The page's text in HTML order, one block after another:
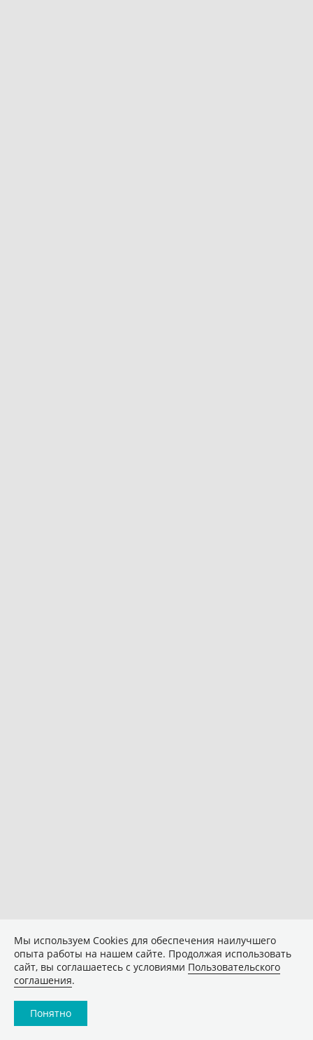
Мы используем Сookies для обеспечения наилучшего
опыта работы на нашем сайте. Продолжая использовать
сайт, вы соглашаетесь с условиями Пользовательского
соглашения.
Понятно